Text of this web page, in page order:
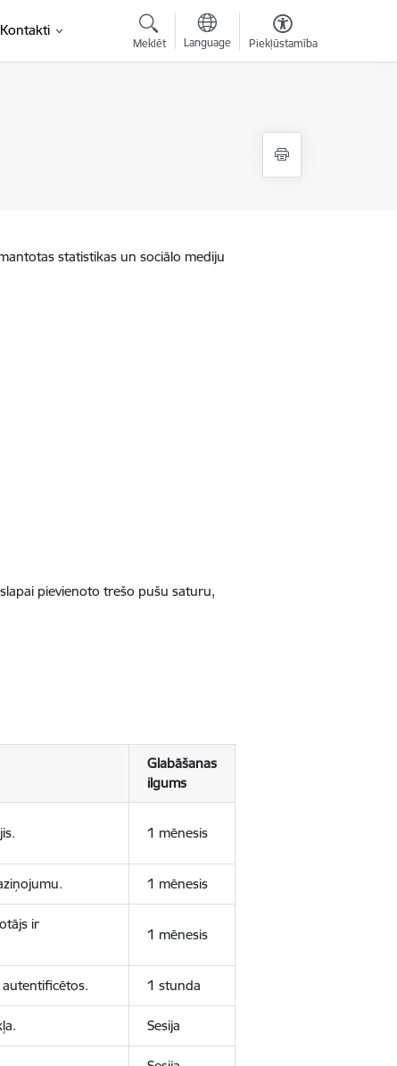
Kontakti
Meklēt Language Piekļūstamība
statistikas un sociālo mediju
pievienoto trešo pušu saturu,
Glabāšanas
ilgums
1 mēnesis
1 mēnesis
ir
1 mēnesis
1 stunda
Sesija